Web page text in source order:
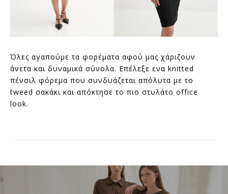
Όλες αγαπούμε τα φορέματα αφού μας χάριζουν
άνετα και δυναμικά σύνολα. Επέλεξε ενα knitted
πένσιλ φόρεμα που συνδυάζεται απόλυτα με το
tweed σακάκι και απόκτησε το πιο στυλάτο office
look.